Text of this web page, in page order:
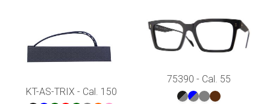
KT-AS-TRIX - Cal. 150
75390 - Cal. 55